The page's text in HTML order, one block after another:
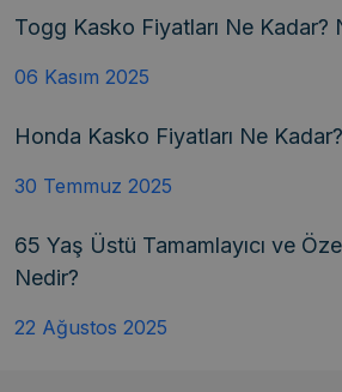
Togg Kasko Fiyatları Ne Kadar?
06 Kasım 2025
Honda Kasko Fiyatları Ne Kadar?
30 Temmuz 2025
65 Yaş Üstü Tamamlayıcı ve
Nedir?
22 Ağustos 2025